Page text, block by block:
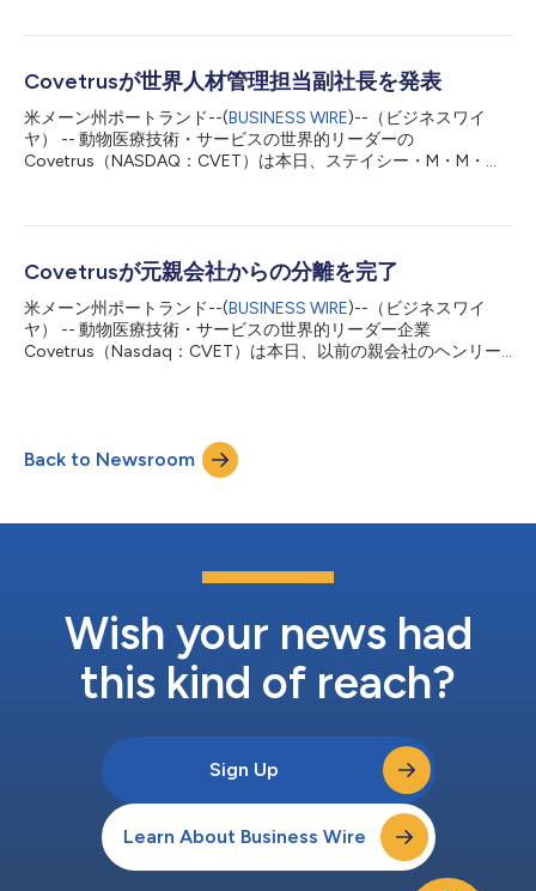
ードランナー・ファーマシー、カリブラのブランドを含むコヴェ
的にけん引します。当社はフランスの先見の明と専門知識に依拠
成長機会の発見に取り組んでいきます。 フランスは、25年以上
にわたりブランドの開発・管理、マーケティング、販売、事業開
発、全般管理において培ったリーダーシップと経験をコヴェトラ
ちは、この躍動的な新しい役職にフランスを迎えることを大変う
り、人々とブランドの力を根本的に信じてい...
Covetrusが世界人材管理担当副社長を発表
米メーン州ポートランド--(BUSINESS WIRE)--（ビジネスワイ
ヤ） -- 動物医療技術・サービスの世界的リーダーの
Covetrus（NASDAQ：CVET）は本日、ステイシー・M・M・シ
えられた戦略的役割です。 シッラは、組織全体に強力な人材プ
その役割の一環として、従業員への投資と従業員育成に焦点を当
社の多様性・包摂活動の主導も担当します。 CovetrusのCHRO
のDitte Marstrand Wulfは、次のように述べています。「シッラ
を世界的幹部チームに迎えられてうれしく思います。従業員は当
に期待したいと思います。」 ステイシー・M・M・シッラは、学
習・育成か...
Covetrusが元親会社からの分離を完了
米メーン州ポートランド--(BUSINESS WIRE)--（ビジネスワイ
ヤ） -- 動物医療技術・サービスの世界的リーダー企業
Covetrus（Nasdaq：CVET）は本日、以前の親会社のヘンリー
要な節目となり、当社は3カ年の戦略的計画の次の段階に進む中
で、事業の協調を拡大することができます。 Covetrusはまた、
北米商業組織内での統合を行い、顧客とあらゆる製品・能力との
り、Covetrusの北米商業チームは一つの経営陣の下にまとま
により、Covetrusのグローバル・テクノロジー・ソリューショ
ン・チームのリソースが解放され、チームは、新しいソフトウエ
の実行に注力し、2021年以降に新たな地域に処方管理を導入で
きるようになりま...
Back to Newsroom
Wish your news had
this kind of reach?
Sign Up
Learn About Business Wire